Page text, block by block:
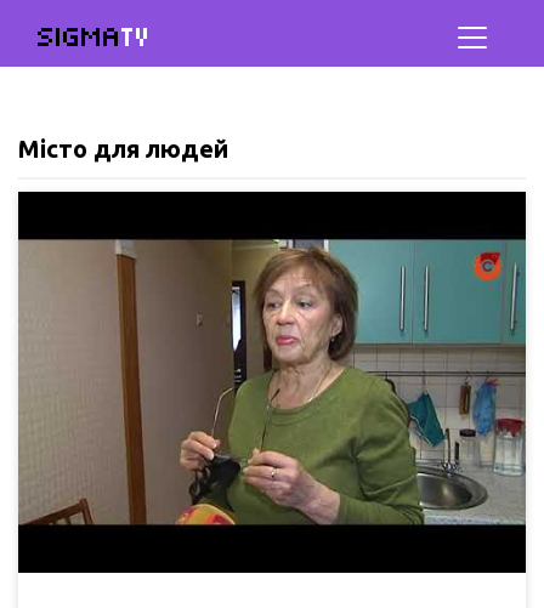
SIGMATV
Місто для людей